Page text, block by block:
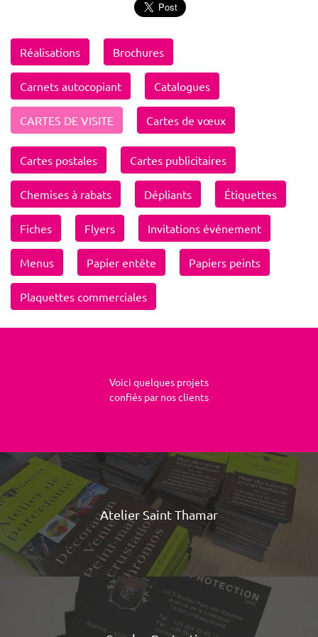
Réalisations Brochures
Carnets autocopiant Catalogues
CARTES DE VISITE Cartes de vœux
Cartes postales Cartes publicitaires
Chemises à rabats Dépliants Étiquettes
Fiches Flyers Invitations événement
Menus Papier entête Papiers peints
Plaquettes commerciales
Voici quelques projets
confiés par nos clients
Atelier Saint Thamar